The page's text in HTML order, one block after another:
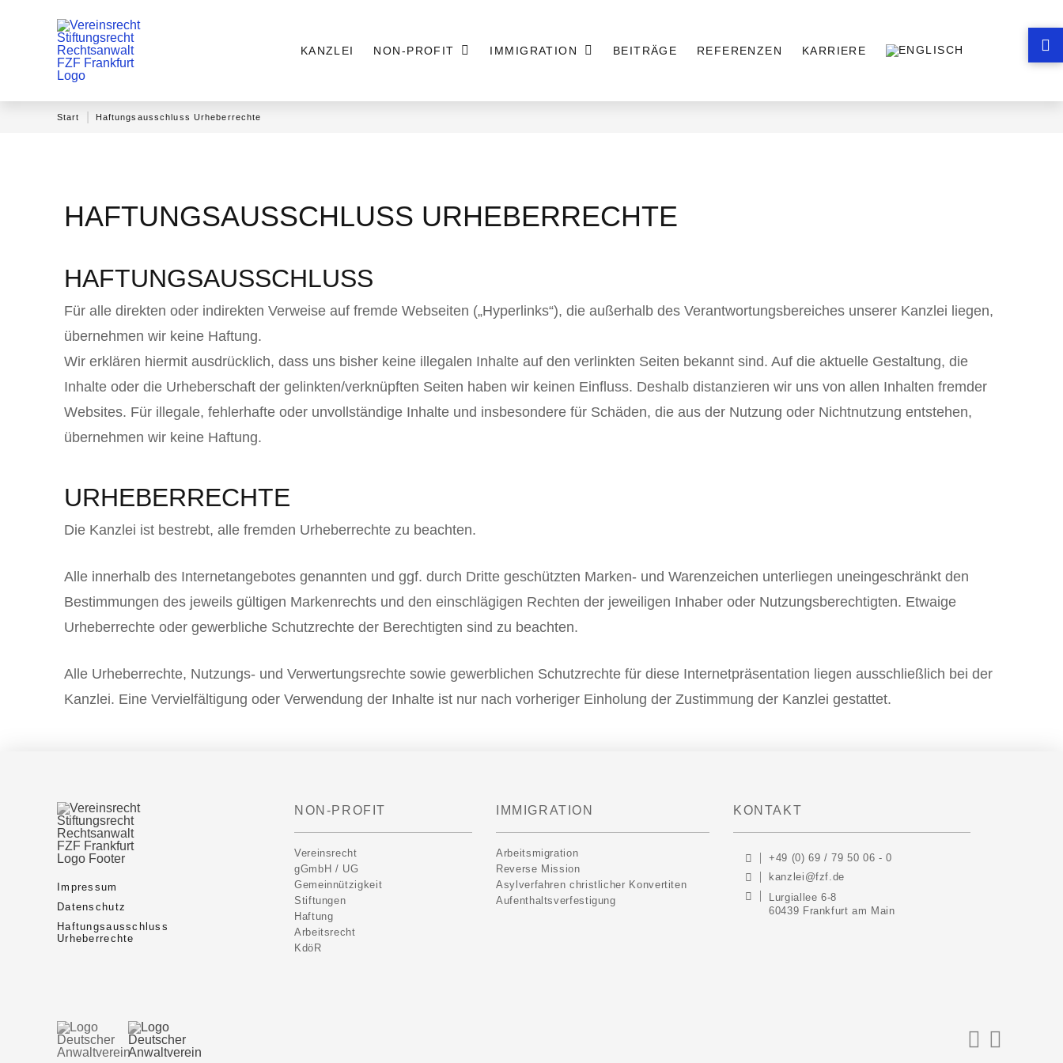
KANZLEI NON-PROFIT IMMIGRATION BEITRÄGE REFERENZEN KARRIERE
Start Haftungsausschluss Urheberrechte
HAFTUNGSAUSSCHLUSS URHEBERRECHTE
HAFTUNGSAUSSCHLUSS
Für alle direkten oder indirekten Verweise auf fremde Webseiten („Hyperlinks“), die außerhalb des Verantwortungsbereiches unserer Kanzlei liegen,
übernehmen wir keine Haftung.
Wir erklären hiermit ausdrücklich, dass uns bisher keine illegalen Inhalte auf den verlinkten Seiten bekannt sind. Auf die aktuelle Gestaltung, die
Inhalte oder die Urheberschaft der gelinkten/verknüpften Seiten haben wir keinen Einfluss. Deshalb distanzieren wir uns von allen Inhalten fremder
Websites. Für illegale, fehlerhafte oder unvollständige Inhalte und insbesondere für Schäden, die aus der Nutzung oder Nichtnutzung entstehen,
übernehmen wir keine Haftung.
URHEBERRECHTE
Die Kanzlei ist bestrebt, alle fremden Urheberrechte zu beachten.
Alle innerhalb des Internetangebotes genannten und ggf. durch Dritte geschützten Marken- und Warenzeichen unterliegen uneingeschränkt den
Bestimmungen des jeweils gültigen Markenrechts und den einschlägigen Rechten der jeweiligen Inhaber oder Nutzungsberechtigten. Etwaige
Urheberrechte oder gewerbliche Schutzrechte der Berechtigten sind zu beachten.
Alle Urheberrechte, Nutzungs- und Verwertungsrechte sowie gewerblichen Schutzrechte für diese Internetpräsentation liegen ausschließlich bei der
Kanzlei. Eine Vervielfältigung oder Verwendung der Inhalte ist nur nach vorheriger Einholung der Zustimmung der Kanzlei gestattet.
Impressum
Datenschutz
Haftungsausschluss
Urheberrechte
NON-PROFIT
Vereinsrecht
gGmbH / UG
Gemeinnützigkeit
Stiftungen
Haftung
Arbeitsrecht
KdöR
IMMIGRATION
Arbeitsmigration
Reverse Mission
Asylverfahren christlicher Konvertiten
Aufenthaltsverfestigung
KONTAKT
+49 (0) 69 / 79 50 06 - 0
kanzlei@fzf.de
Lurgiallee 6-8
60439 Frankfurt am Main